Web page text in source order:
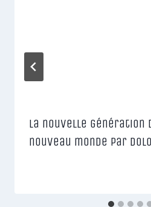
La nouvelle génération
nouveau monde par